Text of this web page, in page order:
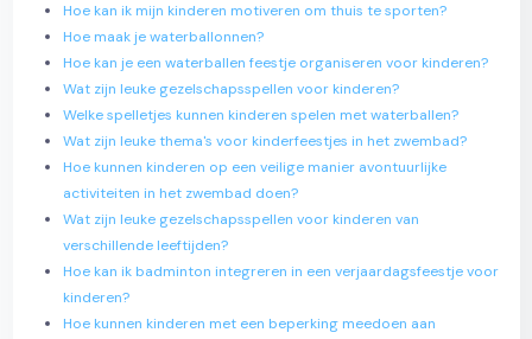
Hoe kan ik mijn kinderen motiveren om thuis te sporten?
Hoe maak je waterballonnen?
Hoe kan je een waterballen feestje organiseren voor kinderen?
Wat zijn leuke gezelschapsspellen voor kinderen?
Welke spelletjes kunnen kinderen spelen met waterballen?
Wat zijn leuke thema's voor kinderfeestjes in het zwembad?
Hoe kunnen kinderen op een veilige manier avontuurlijke
activiteiten in het zwembad doen?
Wat zijn leuke gezelschapsspellen voor kinderen van
verschillende leeftijden?
Hoe kan ik badminton integreren in een verjaardagsfeestje voor
kinderen?
Hoe kunnen kinderen met een beperking meedoen aan